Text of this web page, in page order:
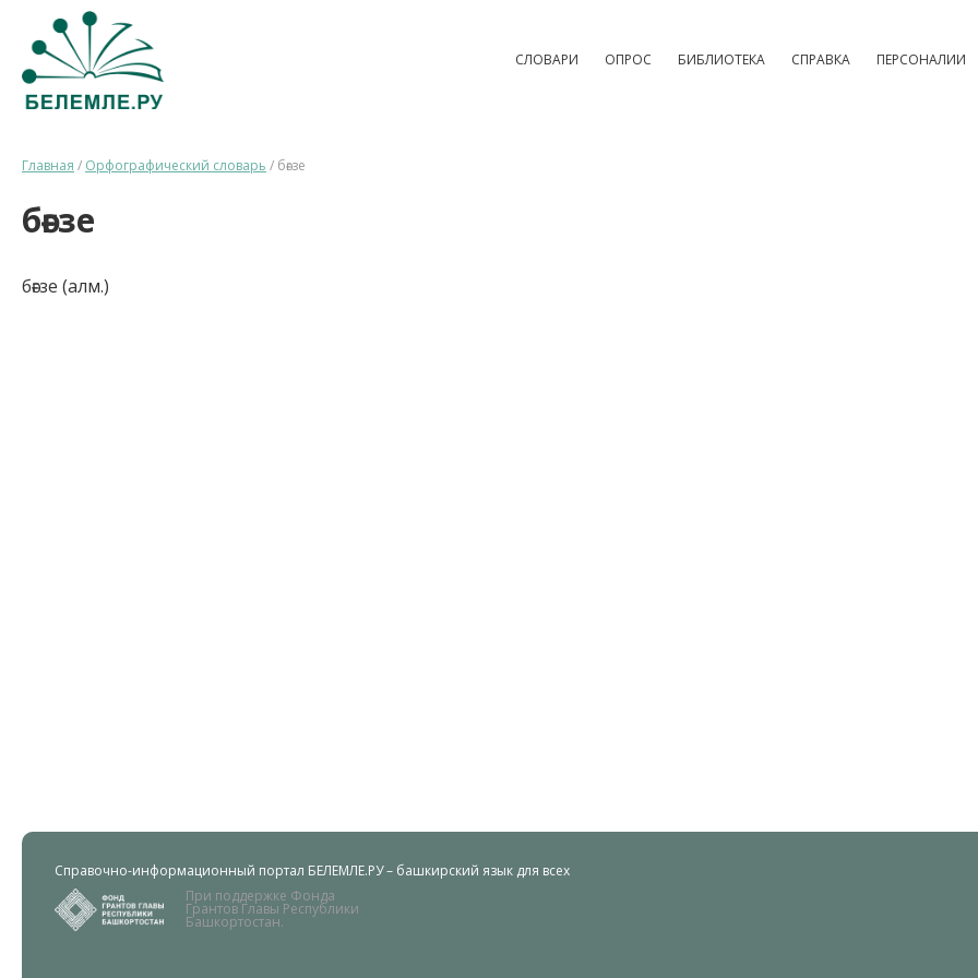
СЛОВАРИ ОПРОС БИБЛИОТЕКА СПРАВКА ПЕРСОНАЛИИ
Главная / Орфографический словарь / бәғзе
бәғзе
бәғзе (алм.)
Справочно-информационный портал БЕЛЕМЛЕ.РУ – башкирский язык для всех
При поддержке Фонда
Грантов Главы Республики
Башкортостан.